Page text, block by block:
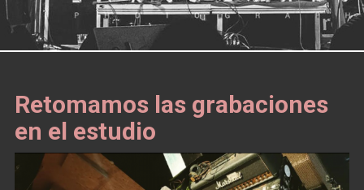
Retomamos las grabaciones
en el estudio